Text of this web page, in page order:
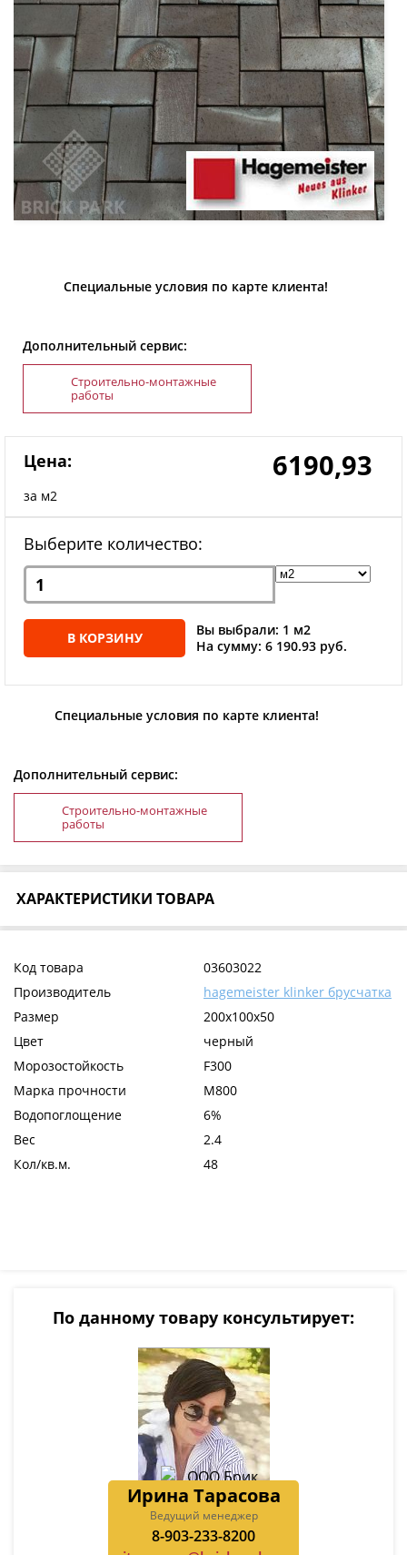
Специальные условия по карте клиента!
Дополнительный сервис:
Строительно-монтажные
работы
Цена:
за м2
6190,93
Выберите количество:
В КОРЗИНУ
Вы выбрали: 1 м2
На сумму: 6 190.93 руб.
Специальные условия по карте клиента!
Дополнительный сервис:
Строительно-монтажные
работы
ХАРАКТЕРИСТИКИ ТОВАРА
Код товара
03603022
Производитель
hagemeister klinker брусчатка
Размер
200x100x50
Цвет
черный
Морозостойкость
F300
Марка прочности
М800
Водопоглощение
6%
Вес
2.4
Кол/кв.м.
48
По данному товару консультирует:
Ирина Тарасова
Ведущий менеджер
8-903-233-8200